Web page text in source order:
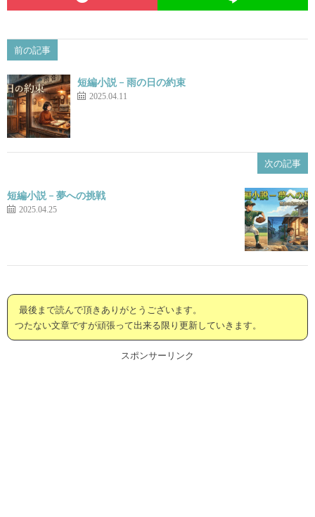
前の記事
短編小説 – 雨の日の約束
2025.04.11
次の記事
短編小説 – 夢への挑戦
2025.04.25
最後まで読んで頂きありがとうございます。
つたない文章ですが頑張って出来る限り更新していきます。
スポンサーリンク